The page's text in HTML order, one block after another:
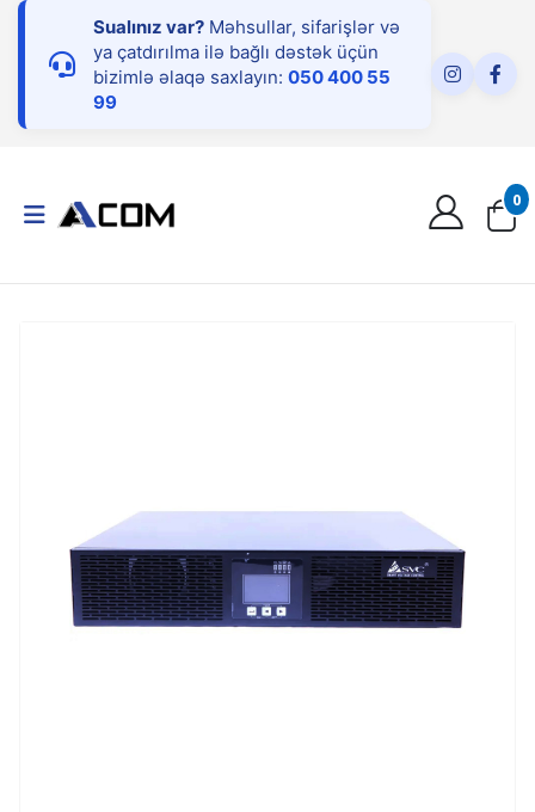
Sualınız var? Məhsullar, sifarişlər və
ya çatdırılma ilə bağlı dəstək üçün
bizimlə əlaqə saxlayın: 050 400 55
99
0